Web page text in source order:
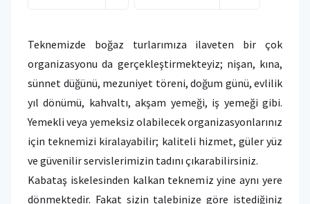
Teknemizde boğaz turlarımıza ilaveten bir çok
organizasyonu da gerçekleştirmekteyiz; nişan, kına,
sünnet düğünü, mezuniyet töreni, doğum günü, evlilik
yıl dönümü, kahvaltı, akşam yemeği, iş yemeği gibi.
Yemekli veya yemeksiz olabilecek organizasyonlarınız
için teknemizi kiralayabilir; kaliteli hizmet, güler yüz
ve güvenilir servislerimizin tadını çıkarabilirsiniz.
Kabataş iskelesinden kalkan teknemiz yine aynı yere
dönmektedir. Fakat sizin talebinize göre istediğiniz